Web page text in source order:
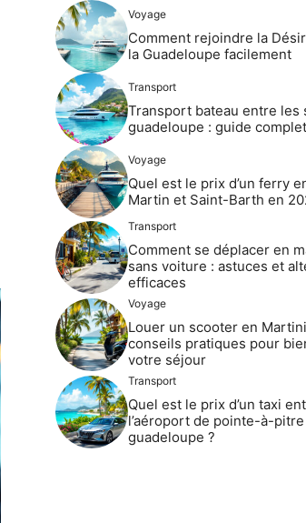
Voyage
Comment rejoindre la
la Guadeloupe facilement
Transport
Transport bateau entre les
guadeloupe : guide
Voyage
Quel est le prix d’un ferry
Martin et Saint-Barth en
Transport
Comment se déplacer en
sans voiture : astuces et
efficaces
Voyage
Louer un scooter en
conseils pratiques pour
votre séjour
Transport
Quel est le prix d’un taxi
l’aéroport de pointe-à-
guadeloupe ?